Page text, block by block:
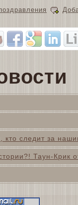
кто следит за
Таун-Крик